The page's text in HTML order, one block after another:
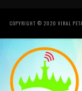
COPYRIGHT © 2020 VIRAL